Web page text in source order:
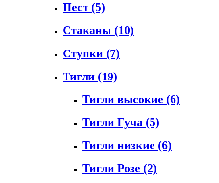
Пест (5)
Стаканы (10)
Ступки (7)
Тигли (19)
Тигли высокие (6)
Тигли Гуча (5)
Тигли низкие (6)
Тигли Розе (2)